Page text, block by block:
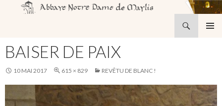
AU
CONTENU
BAISER DE PAIX
10 MAI 2017 615 × 829 REVÊTU DE BLANC !